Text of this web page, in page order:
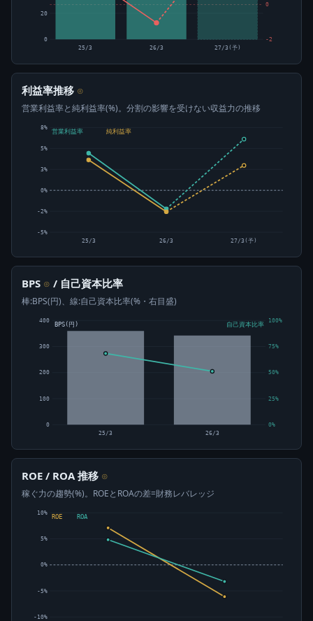
0
20
-2
0
25/3 26/3 27/3(予)
利益率推移 ⊙
営業利益率と純利益率(%)。分割の影響を受けない収益力の推移
-5%
-2%
0%
3%
5%
8%
営業利益率 純利益率
25/3 26/3 27/3(予)
BPS ⊙ / 自己資本比率
棒:BPS(円)、線:自己資本比率(%・右目盛)
0
100
200
300
400
0%
25%
50%
75%
100%
25/3 26/3
BPS(円) 自己資本比率
ROE / ROA 推移 ⊙
稼ぐ力の趨勢(%)。ROEとROAの差=財務レバレッジ
-10%
-5%
0%
5%
10%
ROE ROA